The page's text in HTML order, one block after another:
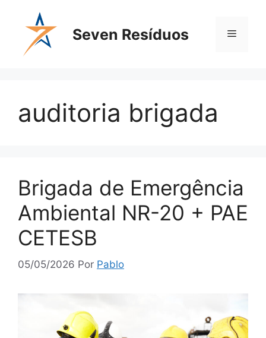
Seven Resíduos
auditoria brigada
Brigada de Emergência
Ambiental NR-20 + PAE
CETESB
05/05/2026 Por Pablo